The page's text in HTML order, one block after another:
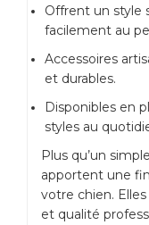
Offrent un style
facilement au
Accessoires
et durables.
Disponibles en
styles au
Plus qu’un
apportent une
votre chien.
et qualité